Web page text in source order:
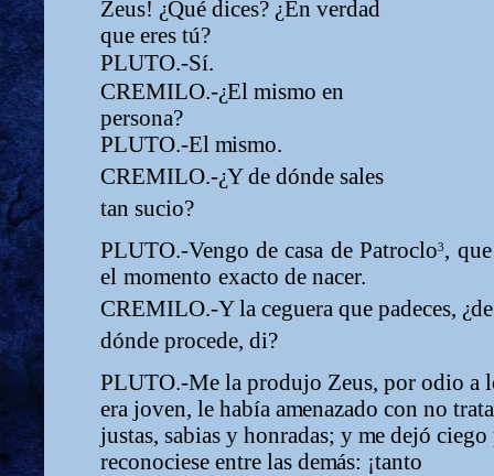
Zeus! ¿Qué dices? ¿En verdad
que eres tú?
PLUTO.-Sí.
CREMILO.-¿Elmismo en
persona?
PLUTO.-El mismo.
CREMILO.-¿Y de dónde sales
tan sucio?
PLUTO.-Vengo de casa de Patroclo3, que
el momento exacto de nacer.
CREMILO.-Y la ceguera que padeces, ¿de
dónde procede, di?
PLUTO.-Me la produjo Zeus, por odio a
era joven, le había amenazado con no
justas, sabias y honradas; y me dejó ciego
reconociese entre las demás: ¡tanto